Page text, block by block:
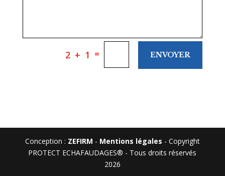
2 + 1 = ENVOYER
Conception : ZEFIRM - Mentions légales - Copyright
PROTECT ECHAFAUDAGES® - Tous droits réservés
2026